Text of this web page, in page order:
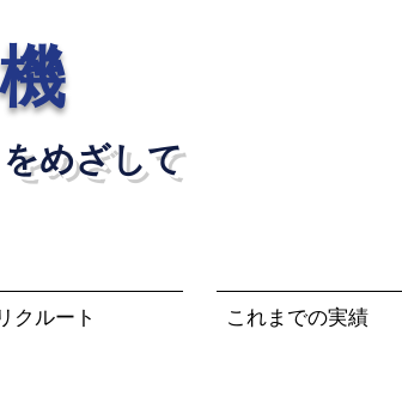
をめざして
リクルート これまでの実績